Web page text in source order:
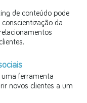
de conteúdo pode
da
ferramenta
novos clientes a um